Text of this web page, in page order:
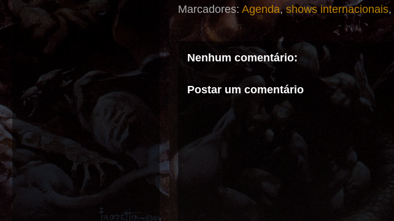
Marcadores: Agenda,shows internacionais,
Nenhum comentário:
Postar um comentário